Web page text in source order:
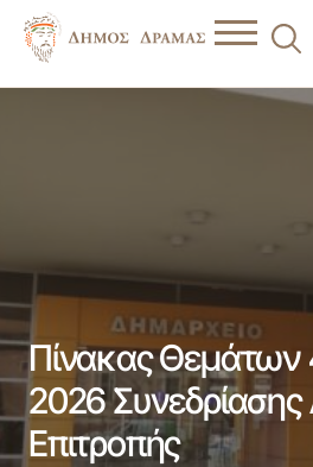
Πίνακας Θεμάτων 4ης/28-01-2026
Πίνακας Θεμάτων
2026 Συνεδρίασης
Επιτροπής